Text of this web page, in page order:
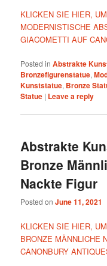
KLICKEN SIE HIER,
MODERNISTISCHE
GIACOMETTI AUF
Posted in Abstrakte
Bronzefigurenstatue,
Kunststatue, Bronze
Statue | Leave a reply
Abstrakte
Bronze
Nackte Figur
Posted onJune 11, 2021
KLICKEN SIE HIER,
BRONZE MÄNNLICHE
CANONBURY